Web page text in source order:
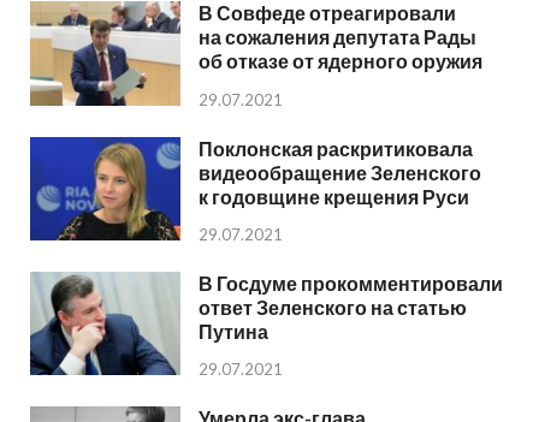
В Совфеде отреагировали
на сожаления депутата Рады
об отказе от ядерного оружия
29.07.2021
Поклонская раскритиковала
видеообращение Зеленского
к годовщине крещения Руси
29.07.2021
В Госдуме прокомментировали
ответ Зеленского на статью
Путина
29.07.2021